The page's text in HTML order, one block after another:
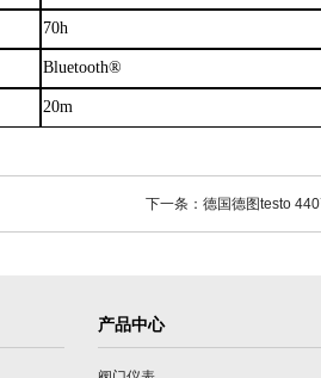
70h
Bluetooth®
20m
下一条：德国德图testo
产品中心